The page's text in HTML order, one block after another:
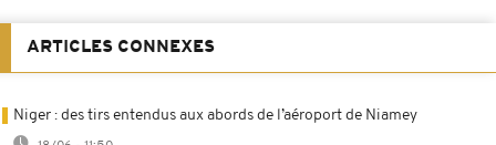
ARTICLES CONNEXES
Niger : des tirs entendus aux abords de l’aéroport de Niamey